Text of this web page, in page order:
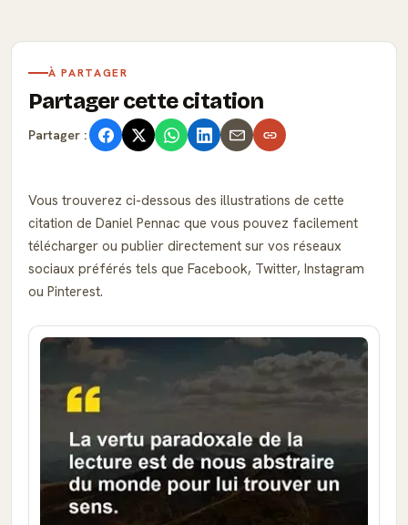
À PARTAGER
Partager cette citation
Partager :
Vous trouverez ci-dessous des illustrations de cette
citation de Daniel Pennac que vous pouvez facilement
télécharger ou publier directement sur vos réseaux
sociaux préférés tels que Facebook, Twitter, Instagram
ou Pinterest.